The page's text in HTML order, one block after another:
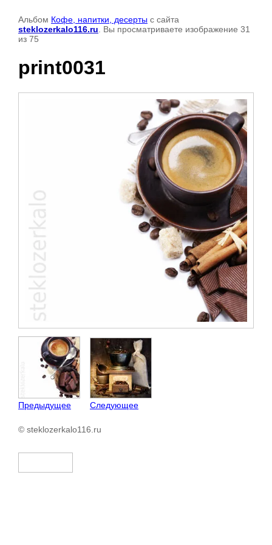
Альбом Кофе, напитки, десерты с сайта
steklozerkalo116.ru . Вы просматриваете изображение 31
из 75
print0031
Предыдущее Следующее
© steklozerkalo116.ru